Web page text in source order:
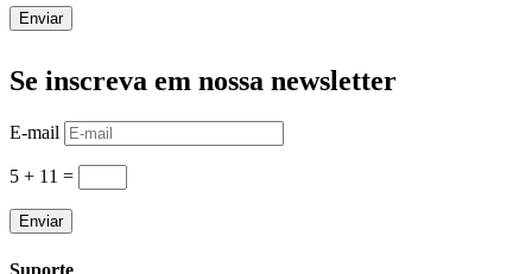
Enviar
Se inscreva em nossa newsletter
E-mail
5 + 11 =
Enviar
Suporte